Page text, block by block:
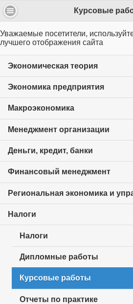
Курсовые
Уважаемые посетители,
лучшего отображения сайта
Экономическая теория
Экономика предприятия
Макроэкономика
Менеджмент организации
Деньги, кредит, банки
Финансовый менеджмент
Региональная экономика и
Налоги
to
collapse
Налоги
Дипломные работы
Курсовые работы
Отчеты по практике